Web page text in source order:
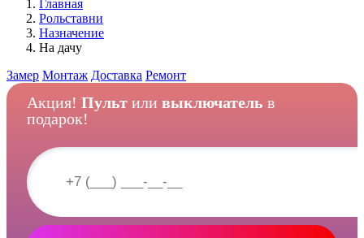
Главная
Рольставни
Назначение
На дачу
Замер Монтаж Доставка Ремонт
Акция! Пульт или выключатель в
подарок!